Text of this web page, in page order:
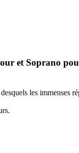
et Soprano
les immenses